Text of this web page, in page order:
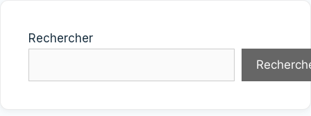
Rechercher